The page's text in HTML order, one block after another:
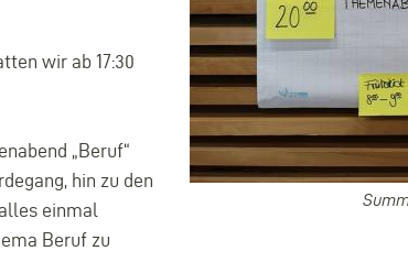
wir ab 17:30
„Beruf“
hin zu den
einmal
Beruf zu